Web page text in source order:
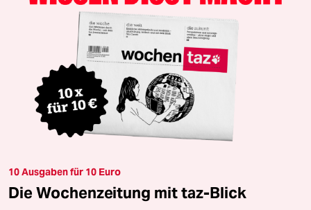
10 Ausgaben für 10 Euro
Die Wochenzeitung mit taz-Blick